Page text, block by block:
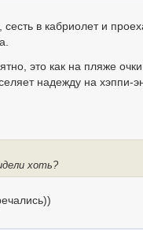
в кабриолет и
это как на пляже
надежду на
хоть?